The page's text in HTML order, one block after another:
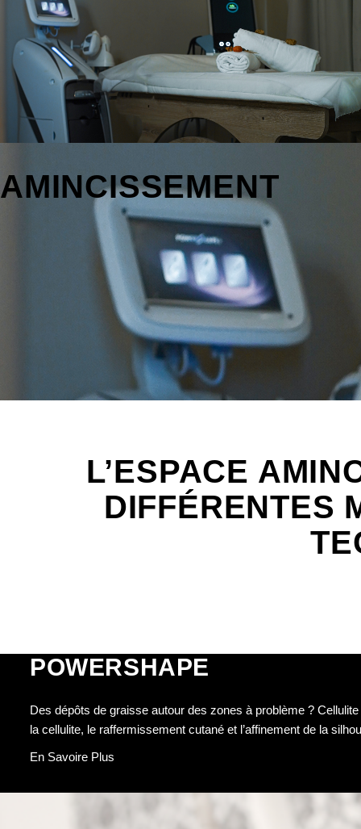
AMINCISSEMENT
L’ESPACE
DIFFÉRENTES
POWERSHAPE
Des dépôts de graisse autour des zones à problème ?
la cellulite, le raffermissement cutané et l’affinement de la
En Savoire Plus